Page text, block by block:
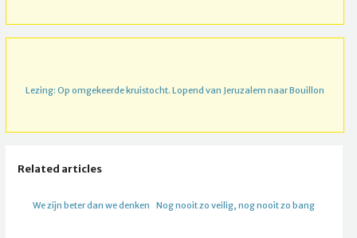
Lezing: Op omgekeerde kruistocht. Lopend van Jeruzalem naar Bouillon
Related articles
We zijn beter dan we denken Nog nooit zo veilig, nog nooit zo bang